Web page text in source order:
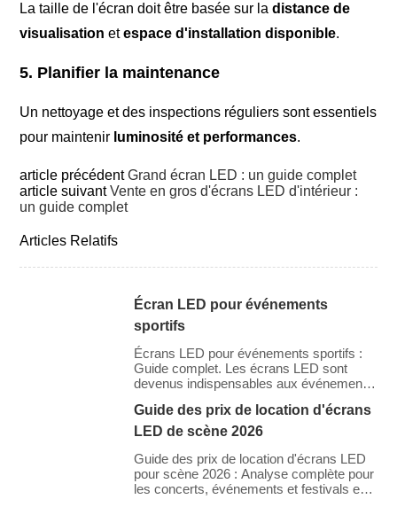
La taille de l'écran doit être basée sur ladistance de
visualisation etespace d'installation disponible.
5. Planifier la maintenance
Un nettoyage et des inspections réguliers sont essentiels
pour maintenir luminosité et performances.
article précédent Grand écran LED : un guide complet
article suivant Vente en gros d'écrans LED d'intérieur :
un guide complet
Articles Relatifs
Écran LED pour événements
sportifs
Écrans LED pour événements sportifs :
Guide complet. Les écrans LED sont
devenus indispensables aux événements
matchs en direct, les rediffusions, les
scores, les publicités et offrent des
supporters. Ces écrans enrichissent
l’expérience des spectateurs et génèrent
de précieuses opportunités de sponsoring
Guide des prix de location d'écrans
LED de scène 2026
Guide des prix de location d'écrans LED
pour scène 2026 : Analyse complète pour
les concerts, événements et festivals en